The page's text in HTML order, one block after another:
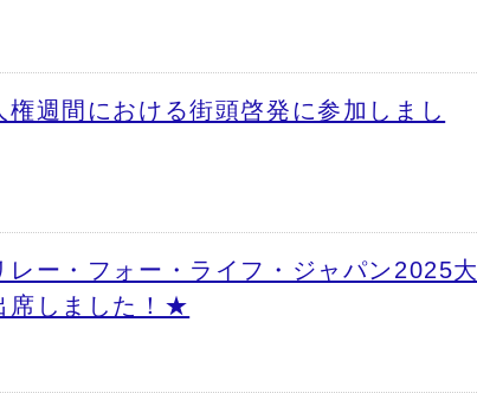
週間における街頭啓発に参加しまし
ー・フォー・ライフ・ジャパン2025大
席しました！★